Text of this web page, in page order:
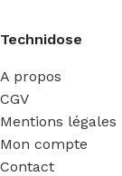
Technidose
A propos
CGV
Mentions légales
Mon compte
Contact